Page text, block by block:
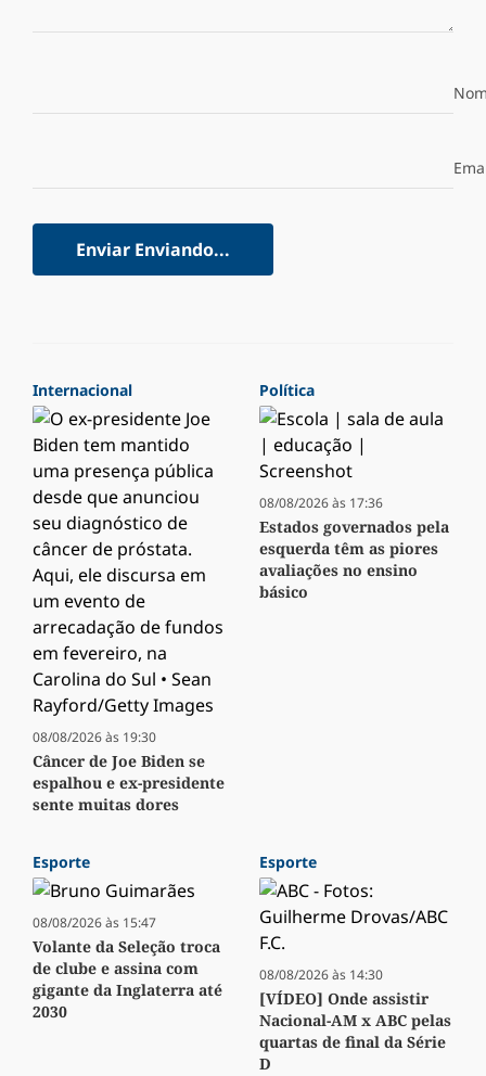
Enviar Enviando...
Internacional
08/08/2026 às 19:30
Câncer de Joe Biden se
espalhou e ex-presidente
sente muitas dores
Política
08/08/2026 às 17:36
Estados governados pela
esquerda têm as piores
avaliações no ensino
básico
Esporte
08/08/2026 às 15:47
Volante da Seleção troca
de clube e assina com
gigante da Inglaterra até
2030
Esporte
08/08/2026 às 14:30
[VÍDEO] Onde assistir
Nacional-AM x ABC pelas
quartas de final da Série
D